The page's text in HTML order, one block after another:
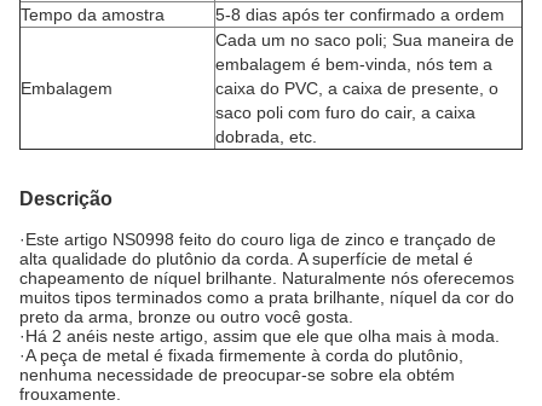
Tempo da amostra 5-8 dias após ter confirmado a ordem
Embalagem
Cada um no saco poli; Sua maneira de
embalagem é bem-vinda, nós tem a
caixa do PVC, a caixa de presente, o
saco poli com furo do cair, a caixa
dobrada, etc.
Descrição
·Este artigo NS0998 feito do couro liga de zinco e trançado de
alta qualidade do plutônio da corda. A superfície de metal é
chapeamento de níquel brilhante. Naturalmente nós oferecemos
muitos tipos terminados como a prata brilhante, níquel da cor do
preto da arma, bronze ou outro você gosta.
·Há 2 anéis neste artigo, assim que ele que olha mais à moda.
·A peça de metal é fixada firmemente à corda do plutônio,
nenhuma necessidade de preocupar-se sobre ela obtém
frouxamente.